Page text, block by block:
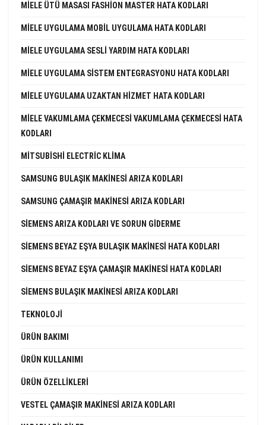
MIELE ÜTÜ MASASI FASHION MASTER HATA KODLARI
MIELE UYGULAMA MOBIL UYGULAMA HATA KODLARI
MIELE UYGULAMA SESLI YARDIM HATA KODLARI
MIELE UYGULAMA SISTEM ENTEGRASYONU HATA KODLARI
MIELE UYGULAMA UZAKTAN HIZMET HATA KODLARI
MIELE VAKUMLAMA ÇEKMECESI VAKUMLAMA ÇEKMECESI HATA
KODLARI
MITSUBISHI ELECTRIC KLIMA
SAMSUNG BULAŞIK MAKINESI ARIZA KODLARI
SAMSUNG ÇAMAŞIR MAKINESI ARIZA KODLARI
SIEMENS ARIZA KODLARI VE SORUN GIDERME
SIEMENS BEYAZ EŞYA BULAŞIK MAKINESI HATA KODLARI
SIEMENS BEYAZ EŞYA ÇAMAŞIR MAKINESI HATA KODLARI
SIEMENS BULAŞIK MAKINESI ARIZA KODLARI
TEKNOLOJI
ÜRÜN BAKIMI
ÜRÜN KULLANIMI
ÜRÜN ÖZELLIKLERI
VESTEL ÇAMAŞIR MAKINESI ARIZA KODLARI